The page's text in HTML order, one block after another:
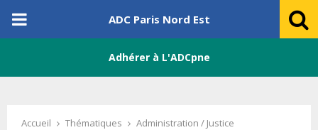
PRIMARY
ADC Paris Nord Est
Adhérer à L'ADCpne
Accueil Thématiques
Administration / Justice